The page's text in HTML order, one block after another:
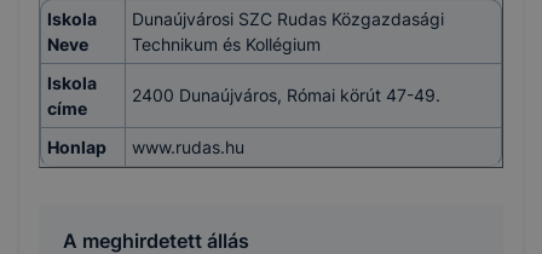
Iskola
Neve
Dunaújvárosi SZC Rudas Közgazdasági
Technikum és Kollégium
Iskola
címe
2400 Dunaújváros, Római körút 47-49.
Honlap www.rudas.hu
A meghirdetett állás